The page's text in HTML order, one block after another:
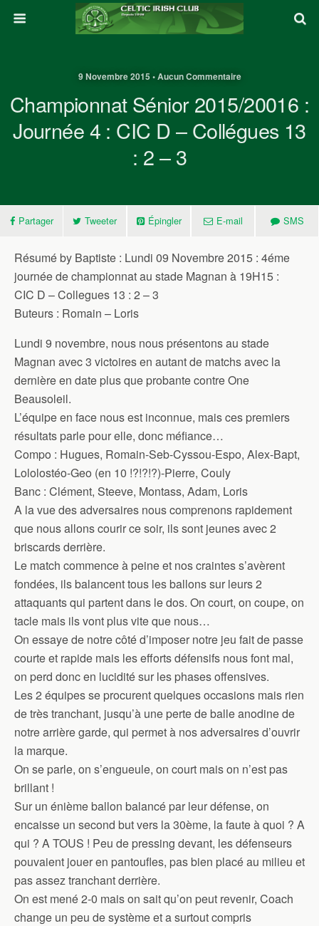
9 Novembre 2015 • Aucun Commentaire
Championnat Sénior 2015/20016 :
Journée 4 : CIC D – Collégues 13
: 2 – 3
Partager Tweeter Épingler E-mail SMS
Résumé by Baptiste : Lundi 09 Novembre 2015 : 4éme
journée de championnat au stade Magnan à 19H15 :
CIC D – Collegues 13 : 2 – 3
Buteurs : Romain – Loris
Lundi 9 novembre, nous nous présentons au stade
Magnan avec 3 victoires en autant de matchs avec la
dernière en date plus que probante contre One
Beausoleil.
L’équipe en face nous est inconnue, mais ces premiers
résultats parle pour elle, donc méfiance…
Compo : Hugues, Romain-Seb-Cyssou-Espo, Alex-Bapt,
Lololostéo-Geo (en 10 !?!?!?)-Pierre, Couly
Banc : Clément, Steeve, Montass, Adam, Loris
A la vue des adversaires nous comprenons rapidement
que nous allons courir ce soir, ils sont jeunes avec 2
briscards derrière.
Le match commence à peine et nos craintes s’avèrent
fondées, ils balancent tous les ballons sur leurs 2
attaquants qui partent dans le dos. On court, on coupe, on
tacle mais ils vont plus vite que nous…
On essaye de notre côté d’imposer notre jeu fait de passe
courte et rapide mais les efforts défensifs nous font mal,
on perd donc en lucidité sur les phases offensives.
Les 2 équipes se procurent quelques occasions mais rien
de très tranchant, jusqu’à une perte de balle anodine de
notre arrière garde, qui permet à nos adversaires d’ouvrir
la marque.
On se parle, on s’engueule, on court mais on n’est pas
brillant !
Sur un énième ballon balancé par leur défense, on
encaisse un second but vers la 30ème, la faute à quoi ? A
qui ? A TOUS ! Peu de pressing devant, les défenseurs
pouvaient jouer en pantoufles, pas bien placé au milieu et
pas assez tranchant derrière.
On est mené 2-0 mais on sait qu’on peut revenir, Coach
change un peu de système et a surtout compris